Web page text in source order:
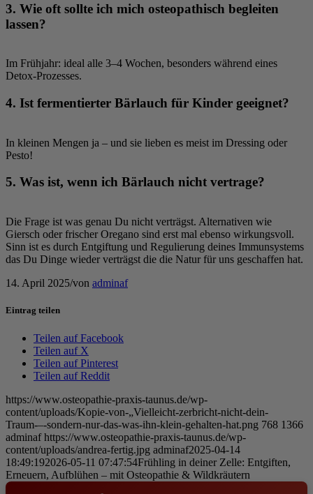
3. Wie oft sollte ich mich osteopathisch begleiten
lassen?
Im Frühjahr: ideal alle 3–4 Wochen, besonders während eines
Detox-Prozesses.
4. Ist fermentierter Bärlauch für Kinder geeignet?
In kleinen Mengen ja – und sie lieben es meist im Dressing oder
Pesto!
5. Was ist, wenn ich Bärlauch nicht vertrage?
Die Frage ist was genau Du nicht verträgst. Alternativen wie
Giersch oder frischer Oregano sind erst mal ebenso wirkungsvoll.
Sinn ist es durch Entgiftung und Regulierung deines Immunsystems
das Du Dinge wieder verträgst die die Natur für uns geschaffen hat.
14. April 2025/von adminaf
Eintrag teilen
Teilen auf Facebook
Teilen auf X
Teilen auf Pinterest
Teilen auf Reddit
https://www.osteopathie-praxis-taunus.de/wp-
content/uploads/Kopie-von-„Vielleicht-zerbricht-nicht-dein-
Traum-–-sondern-nur-das-was-ihn-klein-gehalten-hat.png 768 1366
adminaf https://www.osteopathie-praxis-taunus.de/wp-
content/uploads/andrea-fertig.jpg adminaf2025-04-14
18:49:192026-05-11 07:47:54Frühling in deiner Zelle: Entgiften,
Erneuern, Aufblühen – mit Osteopathie & Wildkräutern